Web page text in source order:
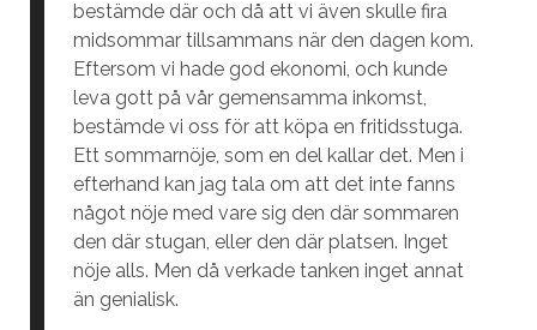
bestämde där och då att vi även skulle fira
midsommar tillsammans när den dagen kom.
Eftersom vi hade god ekonomi, och kunde
leva gott på vår gemensamma inkomst,
bestämde vi oss för att köpa en fritidsstuga.
Ett sommarnöje, som en del kallar det. Men i
efterhand kan jag tala om att det inte fanns
något nöje med vare sig den där sommaren
den där stugan, eller den där platsen. Inget
nöje alls. Men då verkade tanken inget annat
än genialisk.